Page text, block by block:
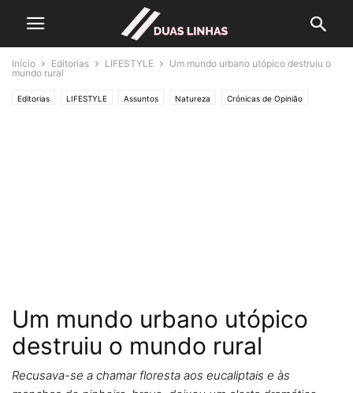
Início Editorias LIFESTYLE
Um mundo urbano utópico destruiu o
mundo rural
Editorias LIFESTYLE Assuntos Natureza Crónicas de Opinião
Um mundo urbano utópico
destruiu o mundo rural
Recusava-se a chamar floresta aos eucaliptais e às